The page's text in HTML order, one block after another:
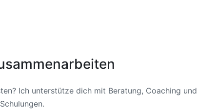
Ich unterstütze dich mit Beratung, Coaching und
Schulungen.